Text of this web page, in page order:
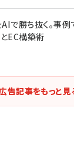
で勝ち抜く。事例
EC構築術
告記事をもっと見